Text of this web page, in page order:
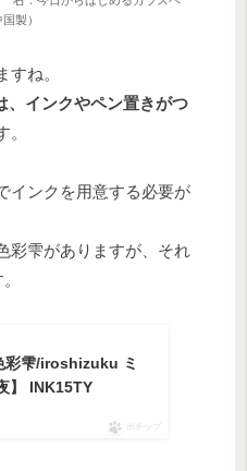
製）
すね。
インクやペン置きがつ
。
インクを用意する必要が
彩雫がありますが、それ
彩雫/iroshizuku ミ
】 INK15TY
ポチップ